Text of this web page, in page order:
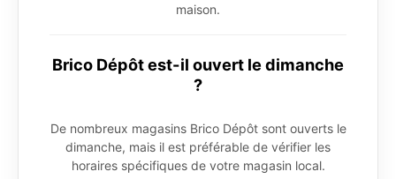
maison.
Brico Dépôt est-il ouvert le dimanche
?
De nombreux magasins Brico Dépôt sont ouverts le
dimanche, mais il est préférable de vérifier les
horaires spécifiques de votre magasin local.